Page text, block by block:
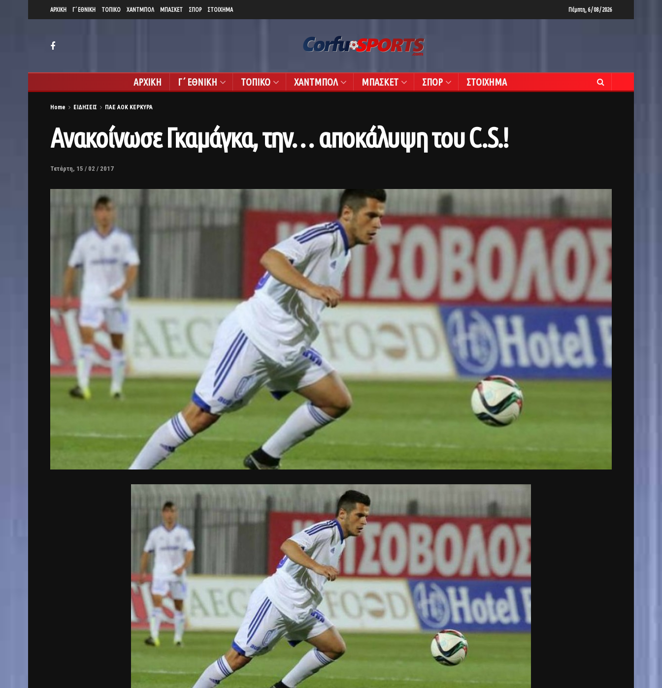
ΑΡΧΙΚΗ Γ΄ ΕΘΝΙΚΗ ΤΟΠΙΚΟ ΧΑΝΤΜΠΟΛ ΜΠΑΣΚΕΤ ΣΠΟΡ ΣΤΟΙΧΗΜΑ Πέμπτη, 6 / 08 / 2026
ΑΡΧΙΚΗ Γ΄ ΕΘΝΙΚΗ ΤΟΠΙΚΟ ΧΑΝΤΜΠΟΛ ΜΠΑΣΚΕΤ ΣΠΟΡ ΣΤΟΙΧΗΜΑ
Home ΕΙΔΗΣΕΙΣ ΠΑΕ ΑΟΚ ΚΕΡΚΥΡΑ
Ανακοίνωσε Γκαμάγκα, την… αποκάλυψη του C.S.!
Τετάρτη, 15 / 02 / 2017